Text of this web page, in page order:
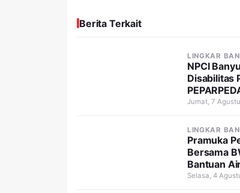
Berita Terkait
LINGKAR
NPCI
Disabilitas
Jumat, 7
LINGKAR
Pramuka
Bersama
Bantuan
Selasa, 4